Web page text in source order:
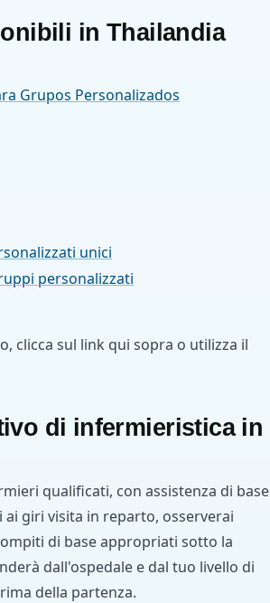
in Thailandia
Grupos Personalizados
unici
personalizzati
clicca sul link qui sopra o utilizza il
di infermieristica in
qualificati, con assistenza di base
giri visita in reparto, osserverai
di base appropriati sotto la
dall'ospedale e dal tuo livello di
della partenza.